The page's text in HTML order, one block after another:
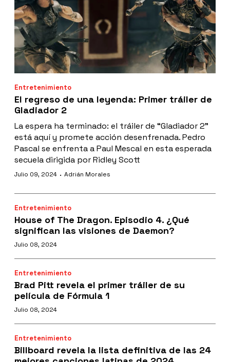
Entretenimiento
El regreso de una leyenda: Primer tráiler de
Gladiador 2
La espera ha terminado: el tráiler de “Gladiador 2"
está aquí y promete acción desenfrenada. Pedro
Pascal se enfrenta a Paul Mescal en esta esperada
secuela dirigida por Ridley Scott
Julio 09, 2024 · Adrián Morales
Entretenimiento
House of The Dragon. Episodio 4. ¿Qué
significan las visiones de Daemon?
Julio 08, 2024
Entretenimiento
Brad Pitt revela el primer tráiler de su
película de Fórmula 1
Julio 08, 2024
Entretenimiento
Billboard revela la lista definitiva de las 24